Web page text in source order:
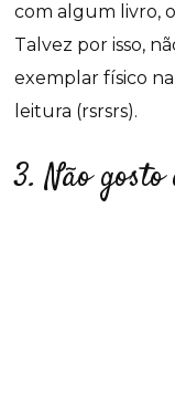
com algum livro,
Talvez por isso,
exemplar físico
leitura (rsrsrs).
3. Não